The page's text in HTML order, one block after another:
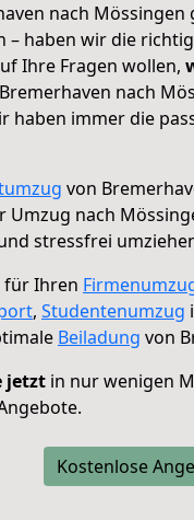
nach Mössingen
– haben wir die
Ihre Fragen wollen,
nach
haben immer die
von
Umzug nach
stressfrei
für Ihren
, Studentenumzug
Beiladung von
jetzt in nur wenigen
Kostenlose